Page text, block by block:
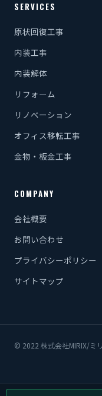
SERVICES
原状回復工事
内装工事
内装解体
リフォーム
リノベーション
オフィス移転工事
金物・板金工事
COMPANY
会社概要
お問い合わせ
プライバシーポリシー
サイトマップ
© 2022 株式会社MIRIX/ミ